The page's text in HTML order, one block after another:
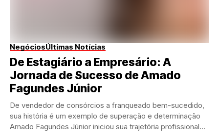
NegóciosÚltimas Notícias
De Estagiário a Empresário: A
Jornada de Sucesso de Amado
Fagundes Júnior
De vendedor de consórcios a franqueado bem-sucedido,
sua história é um exemplo de superação e determinação
Amado Fagundes Júnior iniciou sua trajetória profissional...